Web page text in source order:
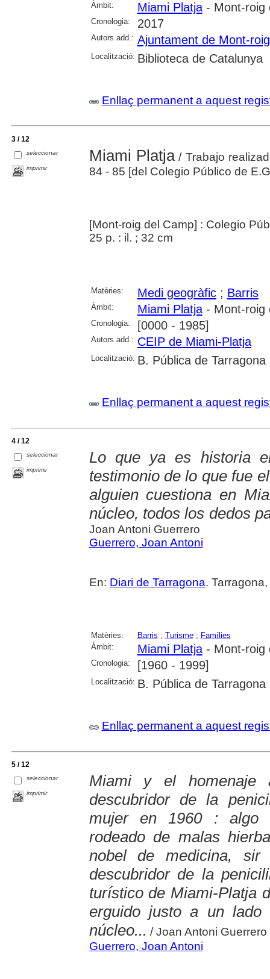
Àmbit: Miami Platja- Mont-roig
Cronologia: 2017
Autors add.: Ajuntament de Mont-
Localització: Biblioteca de Catalunya
Enllaç permanent a aquest
3 / 12
seleccionar
imprimir
Miami Platja/ Trabajo
84 - 85 [del Colegio Público de
[Mont-roig del Camp] : Colegio
25 p. : il. ; 32 cm
Matèries: Medi geogràfic; Barris
Àmbit: Miami Platja- Mont-roig
Cronologia: [0000 - 1985]
Autors add.: CEIP de Miami-Platja
Localització: B. Pública de Tarragona
Enllaç permanent a aquest
4 / 12
seleccionar
imprimir
Lo que ya es historia
testimonio de lo que fue
alguien cuestiona en
núcleo, todos los dedos
Joan Antoni Guerrero
Guerrero, Joan Antoni
En: Diari de Tarragona.
Matèries: Barris ; Turisme; Famílies
Àmbit:
Miami Platja- Mont-roig
Cronologia: [1960 - 1999]
Localització: B. Pública de Tarragona
Enllaç permanent a aquest
5 / 12
seleccionar
imprimir
Miami y el
descubridor de la
mujer en 1960 : algo
rodeado de malas
nobel de medicina, sir
descubridor de la
turístico de Miami-Platja
erguido justo a un
núcleo... / Joan Antoni Guerrero
Guerrero, Joan Antoni